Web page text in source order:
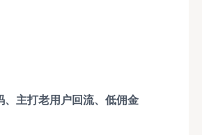
主打老用户回流、低佣金